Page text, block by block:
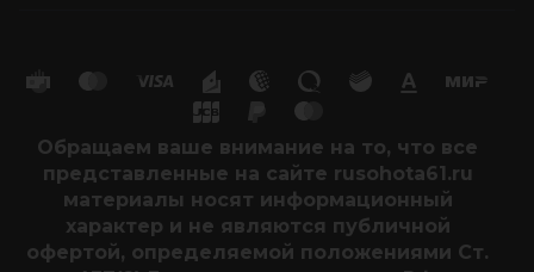
Обращаем ваше внимание на то, что все
представленные на сайте rusohota61.ru
материалы носят информационный
характер и не являются публичной
офертой, определяемой положениями Ст.